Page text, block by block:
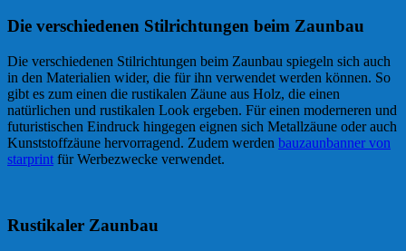
Die verschiedenen Stilrichtungen beim Zaunbau
Die verschiedenen Stilrichtungen beim Zaunbau spiegeln sich auch
in den Materialien wider, die für ihn verwendet werden können. So
gibt es zum einen die rustikalen Zäune aus Holz, die einen
natürlichen und rustikalen Look ergeben. Für einen moderneren und
futuristischen Eindruck hingegen eignen sich Metallzäune oder auch
Kunststoffzäune hervorragend. Zudem werden bauzaunbanner von
starprint für Werbezwecke verwendet.
Rustikaler Zaunbau